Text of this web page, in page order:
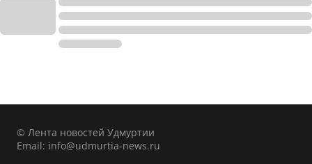
© Лента новостей Удмуртии
Email: info@udmurtia-news.ru